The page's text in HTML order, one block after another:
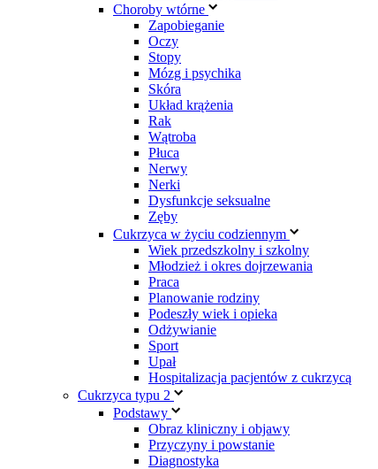
Choroby wtórne
Zapobieganie
Oczy
Stopy
Mózg i psychika
Skóra
Układ krążenia
Rak
Wątroba
Płuca
Nerwy
Nerki
Dysfunkcje seksualne
Zęby
Cukrzyca w życiu codziennym
Wiek przedszkolny i szkolny
Młodzież i okres dojrzewania
Praca
Planowanie rodziny
Podeszły wiek i opieka
Odżywianie
Sport
Upał
Hospitalizacja pacjentów z cukrzycą
Cukrzyca typu 2
Podstawy
Obraz kliniczny i objawy
Przyczyny i powstanie
Diagnostyka